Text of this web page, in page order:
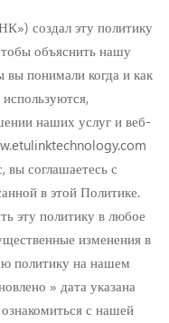
создал эту политику
объяснить нашу
вы понимали когда и как
наших услуг и веб-
вы соглашаетесь с
в этой Политике.
эту политику в любое
изменения в
политику на нашем
» дата указана
с нашей